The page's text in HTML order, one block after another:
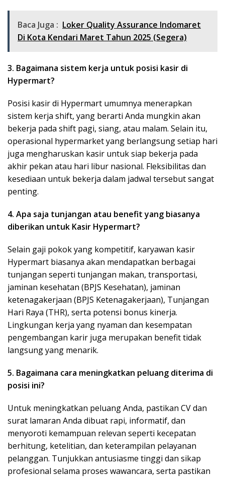
Baca Juga : Loker Quality Assurance Indomaret
Di Kota Kendari Maret Tahun 2025 (Segera)
3. Bagaimana sistem kerja untuk posisi kasir di
Hypermart?
Posisi kasir di Hypermart umumnya menerapkan
sistem kerja shift, yang berarti Anda mungkin akan
bekerja pada shift pagi, siang, atau malam. Selain itu,
operasional hypermarket yang berlangsung setiap hari
juga mengharuskan kasir untuk siap bekerja pada
akhir pekan atau hari libur nasional. Fleksibilitas dan
kesediaan untuk bekerja dalam jadwal tersebut sangat
penting.
4. Apa saja tunjangan atau benefit yang biasanya
diberikan untuk Kasir Hypermart?
Selain gaji pokok yang kompetitif, karyawan kasir
Hypermart biasanya akan mendapatkan berbagai
tunjangan seperti tunjangan makan, transportasi,
jaminan kesehatan (BPJS Kesehatan), jaminan
ketenagakerjaan (BPJS Ketenagakerjaan), Tunjangan
Hari Raya (THR), serta potensi bonus kinerja.
Lingkungan kerja yang nyaman dan kesempatan
pengembangan karir juga merupakan benefit tidak
langsung yang menarik.
5. Bagaimana cara meningkatkan peluang diterima di
posisi ini?
Untuk meningkatkan peluang Anda, pastikan CV dan
surat lamaran Anda dibuat rapi, informatif, dan
menyoroti kemampuan relevan seperti kecepatan
berhitung, ketelitian, dan keterampilan pelayanan
pelanggan. Tunjukkan antusiasme tinggi dan sikap
profesional selama proses wawancara, serta pastikan